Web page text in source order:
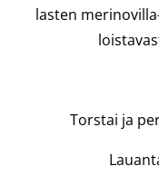
lasten
Torstai ja